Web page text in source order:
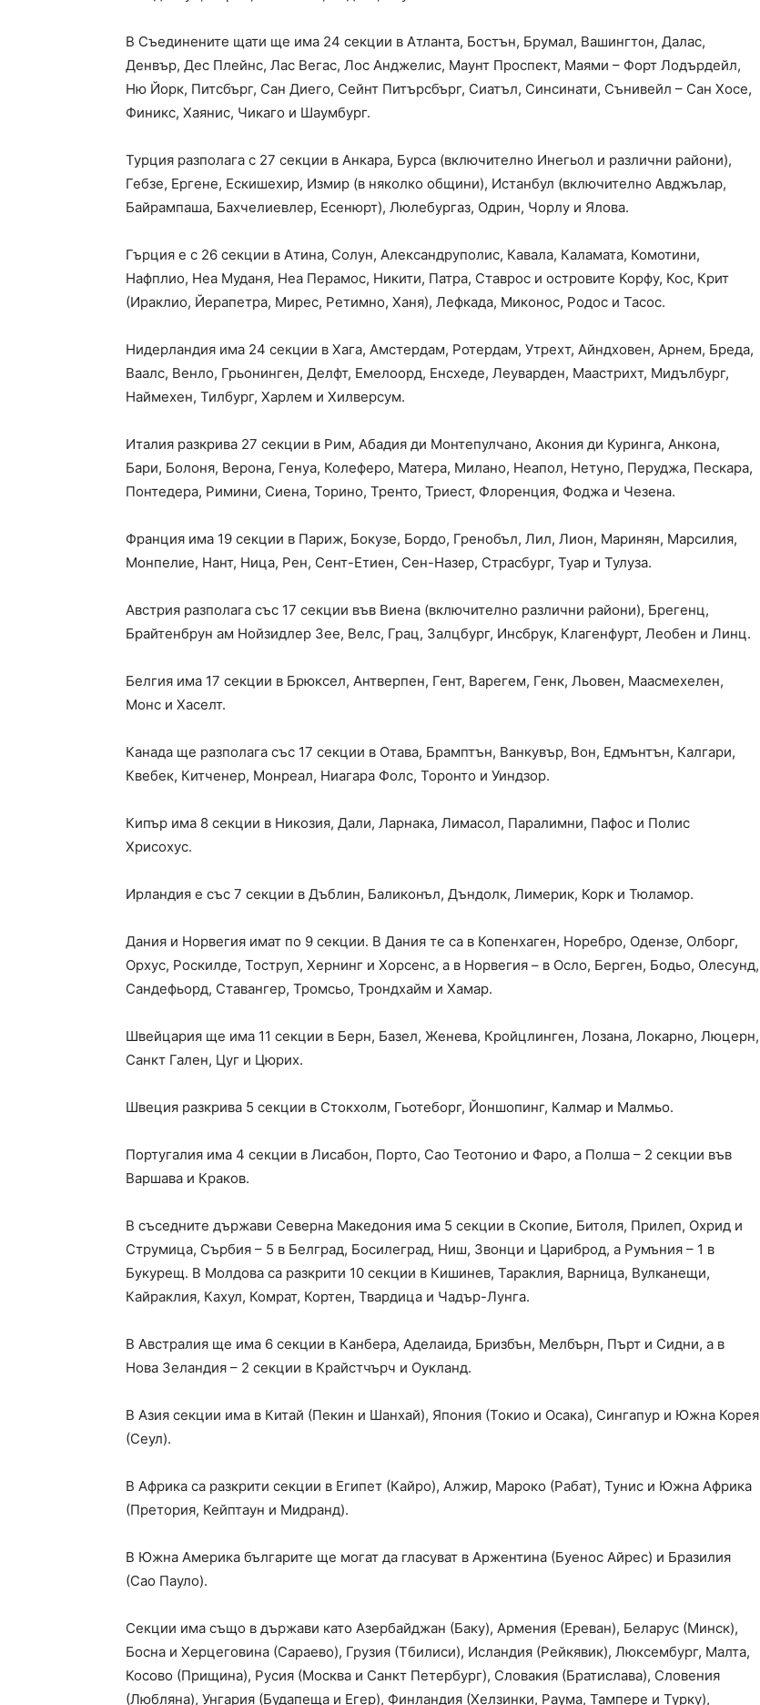
В Съединените щати ще има 24 секции в Атланта, Бостън, Брумал, Вашингтон, Далас,
Денвър, Дес Плейнс, Лас Вегас, Лос Анджелис, Маунт Проспект, Маями – Форт Лодърдейл,
Ню Йорк, Питсбърг, Сан Диего, Сейнт Питърсбърг, Сиатъл, Синсинати, Сънивейл – Сан Хосе,
Финикс, Хаянис, Чикаго и Шаумбург.
Турция разполага с 27 секции в Анкара, Бурса (включително Инегьол и различни райони),
Гебзе, Ергене, Ескишехир, Измир (в няколко общини), Истанбул (включително Авджълар,
Байрампаша, Бахчелиевлер, Есенюрт), Люлебургаз, Одрин, Чорлу и Ялова.
Гърция е с 26 секции в Атина, Солун, Александруполис, Кавала, Каламата, Комотини,
Нафплио, Неа Муданя, Неа Перамос, Никити, Патра, Ставрос и островите Корфу, Кос, Крит
(Ираклио, Йерапетра, Мирес, Ретимно, Ханя), Лефкада, Миконос, Родос и Тасос.
Нидерландия има 24 секции в Хага, Амстердам, Ротердам, Утрехт, Айндховен, Арнем, Бреда,
Ваалс, Венло, Грьонинген, Делфт, Емелоорд, Енсхеде, Леуварден, Маастрихт, Мидълбург,
Наймехен, Тилбург, Харлем и Хилверсум.
Италия разкрива 27 секции в Рим, Абадия ди Монтепулчано, Акония ди Куринга, Анкона,
Бари, Болоня, Верона, Генуа, Колеферо, Матера, Милано, Неапол, Нетуно, Перуджа, Пескара,
Понтедера, Римини, Сиена, Торино, Тренто, Триест, Флоренция, Фоджа и Чезена.
Франция има 19 секции в Париж, Бокузе, Бордо, Гренобъл, Лил, Лион, Маринян, Марсилия,
Монпелие, Нант, Ница, Рен, Сент-Етиен, Сен-Назер, Страсбург, Туар и Тулуза.
Австрия разполага със 17 секции във Виена (включително различни райони), Брегенц,
Брайтенбрун ам Нойзидлер Зее, Велс, Грац, Залцбург, Инсбрук, Клагенфурт, Леобен и Линц.
Белгия има 17 секции в Брюксел, Антверпен, Гент, Варегем, Генк, Льовен, Маасмехелен,
Монс и Хаселт.
Канада ще разполага със 17 секции в Отава, Брамптън, Ванкувър, Вон, Едмънтън, Калгари,
Квебек, Китченер, Монреал, Ниагара Фолс, Торонто и Уиндзор.
Кипър има 8 секции в Никозия, Дали, Ларнака, Лимасол, Паралимни, Пафос и Полис
Хрисохус.
Ирландия е със 7 секции в Дъблин, Баликонъл, Дъндолк, Лимерик, Корк и Тюламор.
Дания и Норвегия имат по 9 секции. В Дания те са в Копенхаген, Норебро, Одензе, Олборг,
Орхус, Роскилде, Тоструп, Хернинг и Хорсенс, а в Норвегия – в Осло, Берген, Бодьо, Олесунд,
Сандефьорд, Ставангер, Тромсьо, Трондхайм и Хамар.
Швейцария ще има 11 секции в Берн, Базел, Женева, Кройцлинген, Лозана, Локарно, Люцерн,
Санкт Гален, Цуг и Цюрих.
Швеция разкрива 5 секции в Стокхолм, Гьотеборг, Йоншопинг, Калмар и Малмьо.
Португалия има 4 секции в Лисабон, Порто, Сао Теотонио и Фаро, а Полша – 2 секции във
Варшава и Краков.
В съседните държави Северна Македония има 5 секции в Скопие, Битоля, Прилеп, Охрид и
Струмица, Сърбия – 5 в Белград, Босилеград, Ниш, Звонци и Цариброд, а Румъния – 1 в
Букурещ. В Молдова са разкрити 10 секции в Кишинев, Тараклия, Варница, Вулканещи,
Кайраклия, Кахул, Комрат, Кортен, Твардица и Чадър-Лунга.
В Австралия ще има 6 секции в Канбера, Аделаида, Бризбън, Мелбърн, Пърт и Сидни, а в
Нова Зеландия – 2 секции в Крайстчърч и Оукланд.
В Азия секции има в Китай (Пекин и Шанхай), Япония (Токио и Осака), Сингапур и Южна Корея
(Сеул).
В Африка са разкрити секции в Египет (Кайро), Алжир, Мароко (Рабат), Тунис и Южна Африка
(Претория, Кейптаун и Мидранд).
В Южна Америка българите ще могат да гласуват в Аржентина (Буенос Айрес) и Бразилия
(Сао Пауло).
Секции има също в държави като Азербайджан (Баку), Армения (Ереван), Беларус (Минск),
Босна и Херцеговина (Сараево), Грузия (Тбилиси), Исландия (Рейкявик), Люксембург, Малта,
Косово (Прищина), Русия (Москва и Санкт Петербург), Словакия (Братислава), Словения
(Любляна), Унгария (Будапеща и Егер), Финландия (Хелзинки, Раума, Тампере и Турку),